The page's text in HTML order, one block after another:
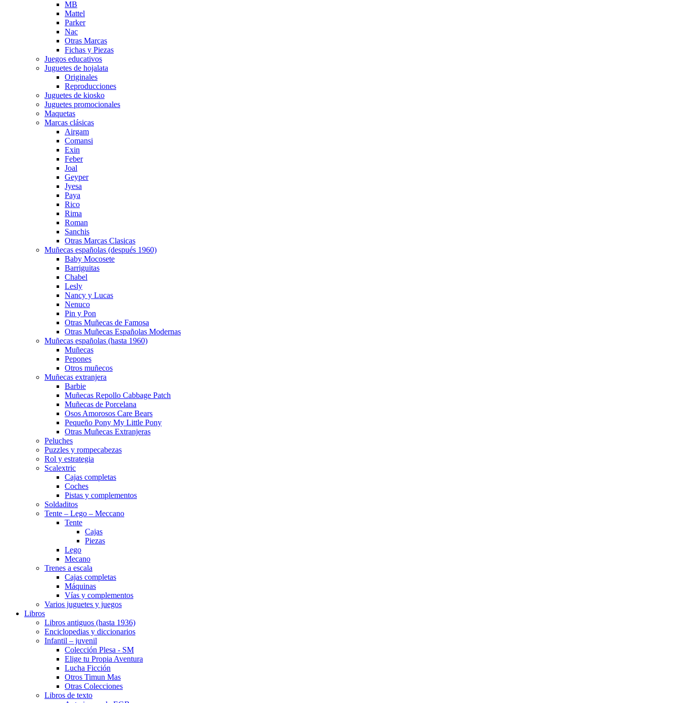
MB
Mattel
Parker
Nac
Otras Marcas
Fichas y Piezas
Juegos educativos
Juguetes de hojalata
Originales
Reproducciones
Juguetes de kiosko
Juguetes promocionales
Maquetas
Marcas clásicas
Airgam
Comansi
Exin
Feber
Joal
Geyper
Jyesa
Paya
Rico
Rima
Roman
Sanchis
Otras Marcas Clasicas
Muñecas españolas (después 1960)
Baby Mocosete
Barriguitas
Chabel
Lesly
Nancy y Lucas
Nenuco
Pin y Pon
Otras Muñecas de Famosa
Otras Muñecas Españolas Modernas
Muñecas españolas (hasta 1960)
Muñecas
Pepones
Otros muñecos
Muñecas extranjera
Barbie
Muñecas Repollo Cabbage Patch
Muñecas de Porcelana
Osos Amorosos Care Bears
Pequeño Pony My Little Pony
Otras Muñecas Extranjeras
Peluches
Puzzles y rompecabezas
Rol y estrategia
Scalextric
Cajas completas
Coches
Pistas y complementos
Soldaditos
Tente – Lego – Meccano
Tente
Cajas
Piezas
Lego
Mecano
Trenes a escala
Cajas completas
Máquinas
Vías y complementos
Varios juguetes y juegos
Libros
Libros antiguos (hasta 1936)
Enciclopedias y diccionarios
Infantil – juvenil
Colección Plesa - SM
Elige tu Propia Aventura
Lucha Ficción
Otros Timun Mas
Otras Colecciones
Libros de texto